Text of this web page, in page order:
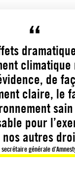
climatique
de
claire, le
pour
nos autres
secrétaire générale